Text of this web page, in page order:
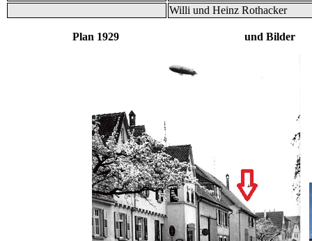
Willi und Heinz Rothacker
Plan 1929 und Bilder